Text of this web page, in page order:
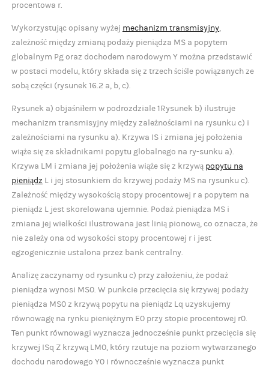
procentowa r.
Wykorzystując opisany wyżej mechanizm transmisyjny,
zależność między zmianą podaży pieniądza MS a popytem
globalnym Pg oraz dochodem narodowym Y można przedstawić
w postaci modelu, który składa się z trzech ściśle powiązanych ze
sobą części (rysunek 16.2 a, b, c).
Rysunek a) objaśniłem w podrozdziale 1Rysunek b) ilustruje
mechanizm transmisyjny między zależnościami na rysunku c) i
zależnościami na rysunku a). Krzywa IS i zmiana jej położenia
wiąże się ze składnikami popytu globalnego na ry-sunku a).
Krzywa LM i zmiana jej położenia wiąże się z krzywą popytu na
pieniądz L i jej stosunkiem do krzywej podaży MS na rysunku c).
Zależność między wysokością stopy procentowej r a popytem na
pieniądz L jest skorelowana ujemnie. Podaż pieniądza MS i
zmiana jej wielkości ilustrowana jest linią pionową, co oznacza, że
nie zależy ona od wysokości stopy procentowej r i jest
egzogenicznie ustalona przez bank centralny.
Analizę zaczynamy od rysunku c) przy założeniu, że podaż
pieniądza wynosi MS0. W punkcie przecięcia się krzywej podaży
pieniądza MS0 z krzywą popytu na pieniądz Lq uzyskujemy
równowagę na rynku pieniężnym E0 przy stopie procentowej r0.
Ten punkt równowagi wyznacza jednocześnie punkt przecięcia się
krzywej ISq Z krzywą LM0, który rzutuje na poziom wytwarzanego
dochodu narodowego Y0 i równocześnie wyznacza punkt